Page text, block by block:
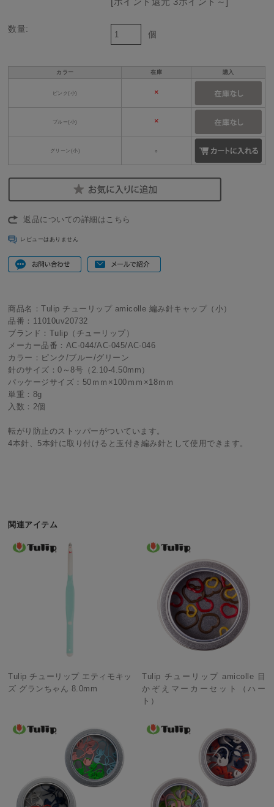
数量:
個
カラー 在庫 購入
ピンク(小) ×
ブルー(小) ×
グリーン(小) ○
返品についての詳細はこちら
レビューはありません
商品名：Tulip チューリップ amicolle 編み針キャップ（小）
品番：11010uv20732
ブランド：Tulip（チューリップ）
メーカー品番：AC-044/AC-045/AC-046
カラー：ピンク/ブルー/グリーン
針のサイズ：0～8号（2.10-4.50mm）
パッケージサイズ：50ｍｍ×100ｍｍ×18ｍｍ
単重：8g
入数：2個
転がり防止のストッパーがついています。
4本針、5本針に取り付けると玉付き編み針として使用できます。
関連アイテム
Tulip チューリップ エティモキッ
ズ グランちゃん 8.0mm
Tulip チューリップ amicolle 目
かぞえマーカーセット（ハー
ト）